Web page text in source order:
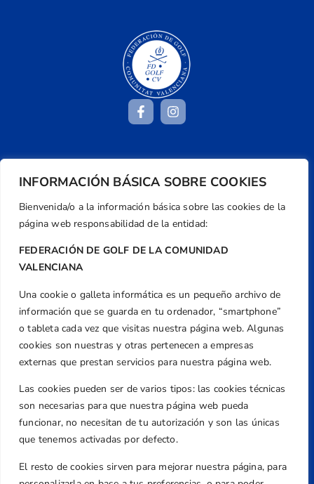
INFORMACIÓN BÁSICA SOBRE COOKIES
Bienvenida/o a la información básica sobre las cookies de la
página web responsabilidad de la entidad:
FEDERACIÓN DE GOLF DE LA COMUNIDAD
VALENCIANA
Una cookie o galleta informática es un pequeño archivo de
información que se guarda en tu ordenador, “smartphone”
o tableta cada vez que visitas nuestra página web. Algunas
cookies son nuestras y otras pertenecen a empresas
externas que prestan servicios para nuestra página web.
Las cookies pueden ser de varios tipos: las cookies técnicas
son necesarias para que nuestra página web pueda
funcionar, no necesitan de tu autorización y son las únicas
que tenemos activadas por defecto.
El resto de cookies sirven para mejorar nuestra página, para
Dirección
Centre de L´Esport, Carrer d'Isaac Peral i
Caballero, Nº 5, Despachos 2 y 3, 46980,
Valencia
+34 961 367 799
federacion@golfcv.com
Aviso Legal
Política de Privacidad
Transparencia
Normativa
Federación
Revista